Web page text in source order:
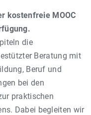
kostenfreie MOOC
die
Beratung mit
Beruf und
bei den
praktischen
Dabei begleiten wir